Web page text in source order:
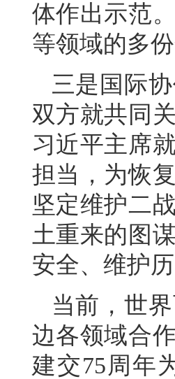
体作出示范
等领域的多份
三是国际
双方就共同
习近平主席
担当，为恢
坚定维护二
土重来的图
安全、维护
当前，世
边各领域合
建交75周年